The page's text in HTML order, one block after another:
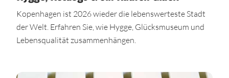
Kopenhagen ist 2026 wieder die lebenswerteste Stadt
der Welt. Erfahren Sie, wie Hygge, Glücksmuseum und
Lebensqualität zusammenhängen.